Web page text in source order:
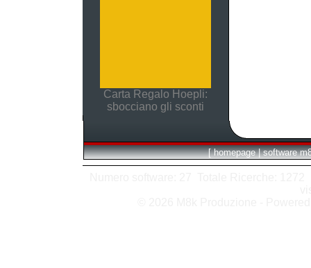
Carta Regalo Hoepli:
sbocciano gli sconti
[ homepage | software